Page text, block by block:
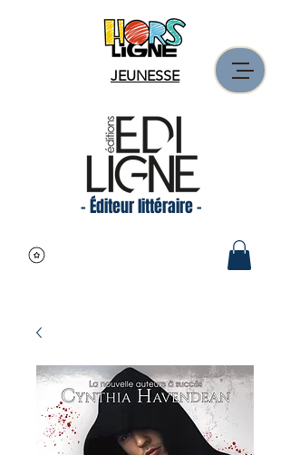
JEUNESSE
- Éditeur littéraire -